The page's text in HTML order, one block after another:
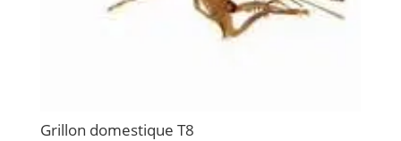
Grillon domestique T8